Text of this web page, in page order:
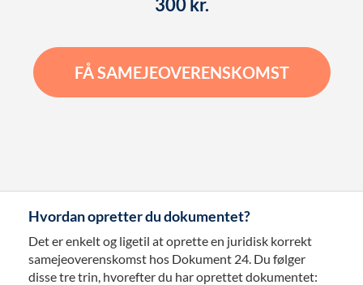
FÅ SAMEJEOVERENSKOMST
Hvordan opretter du dokumentet?
Det er enkelt og ligetil at oprette en juridisk korrekt
samejeoverenskomst hos Dokument 24. Du følger
disse tre trin, hvorefter du har oprettet dokumentet: